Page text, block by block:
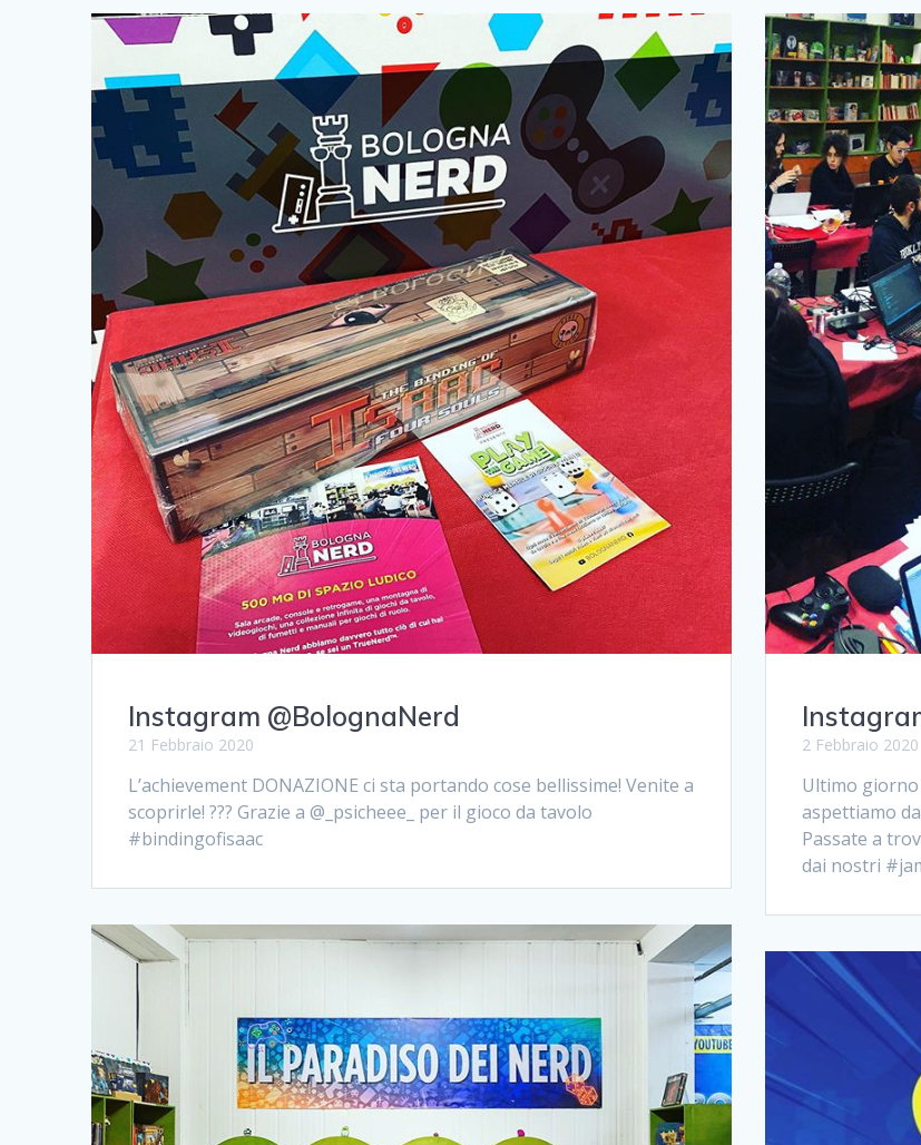
Instagram @BolognaNerd
21 Febbraio 2020
L’achievement DONAZIONE ci sta portando cose bellissime! Venite a
scoprirle! ??? Grazie a @_psicheee_ per il gioco da tavolo
#bindingofisaac
2 Febbraio 2020
Ultimo giorno
aspettiamo
Passate a
dai nostri